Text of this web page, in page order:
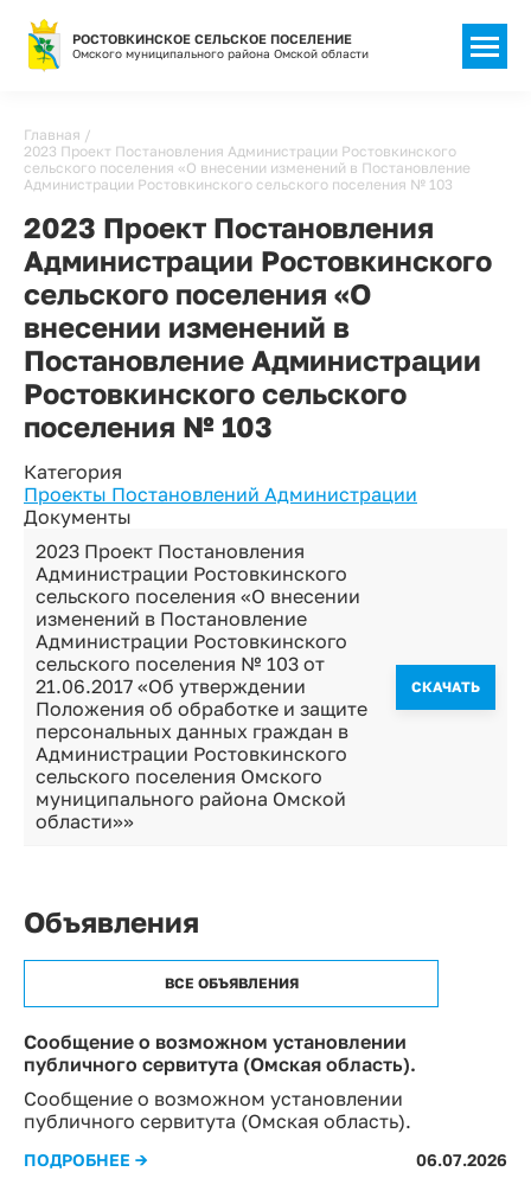
РОСТОВКИНСКОЕ СЕЛЬСКОЕ ПОСЕЛЕНИЕ
Омского муниципального района Омской области
Строка
навигации
Главная
2023 Проект Постановления Администрации Ростовкинского
сельского поселения «О внесении изменений в Постановление
Администрации Ростовкинского сельского поселения № 103
2023 Проект Постановления
Администрации Ростовкинского
сельского поселения «О
внесении изменений в
Постановление Администрации
Ростовкинского сельского
поселения № 103
Категория
Проекты Постановлений Администрации
Документы
2023 Проект Постановления
Администрации Ростовкинского
сельского поселения «О внесении
изменений в Постановление
Администрации Ростовкинского
сельского поселения № 103 от
21.06.2017 «Об утверждении
Положения об обработке и защите
персональных данных граждан в
Администрации Ростовкинского
сельского поселения Омского
муниципального района Омской
области»»
CКАЧАТЬ
Объявления
ВСЕ ОБЪЯВЛЕНИЯ
Сообщение о возможном установлении
публичного сервитута (Омская область).
Сообщение о возможном установлении
публичного сервитута (Омская область).
ПОДРОБНЕЕ → 06.07.2026